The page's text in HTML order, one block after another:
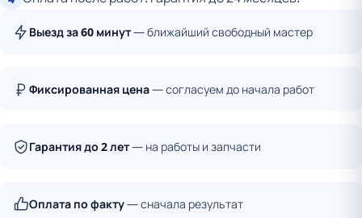
Выезд за 60 минут— ближайший свободный мастер
Фиксированная цена— согласуем до начала работ
Гарантия до 2 лет— на работы и запчасти
Оплата по факту— сначала результат